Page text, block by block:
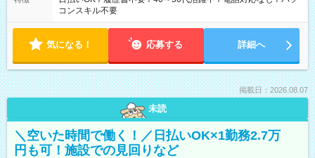
コンスキル不要
気になる！ 応募する 詳細へ
掲載日：2026.08.07
未読
＼空いた時間で働く！／日払いOK×1勤務2.7万
円も可！施設での見回りなど